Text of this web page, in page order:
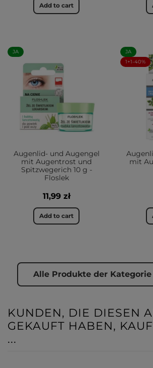
Add to cart
JA
Augenlid- und Augengel
mit Augentrost und
Spitzwegerich 10 g -
Floslek
11,99 zł
Add to cart
JA
1+1-40%
mit
Alle Produkte der
KUNDEN, DIE DIESEN
GEKAUFT HABEN,
...